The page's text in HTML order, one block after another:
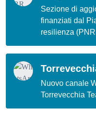
Sezione di
finanziati dal
resilienza
Nuovo canale
Torrevecchia